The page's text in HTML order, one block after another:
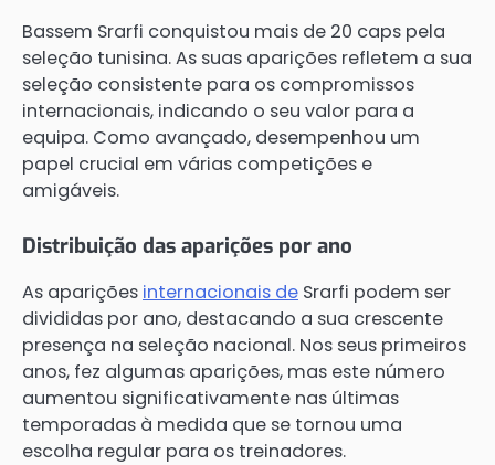
Bassem Srarfi conquistou mais de 20 caps pela
seleção tunisina. As suas aparições refletem a sua
seleção consistente para os compromissos
internacionais, indicando o seu valor para a
equipa. Como avançado, desempenhou um
papel crucial em várias competições e
amigáveis.
Distribuição das aparições por ano
As aparições internacionais de Srarfi podem ser
divididas por ano, destacando a sua crescente
presença na seleção nacional. Nos seus primeiros
anos, fez algumas aparições, mas este número
aumentou significativamente nas últimas
temporadas à medida que se tornou uma
escolha regular para os treinadores.